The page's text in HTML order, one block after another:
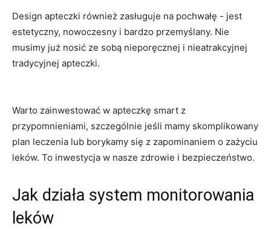
Design apteczki również zasługuje ‍na pochwałę -⁢ jest
estetyczny, nowoczesny i bardzo przemyślany.​ Nie
‍musimy już nosić⁤ ze sobą nieporęcznej i nieatrakcyjnej
tradycyjnej apteczki.
Warto⁤ zainwestować w apteczkę smart z
przypomnieniami, szczególnie jeśli mamy skomplikowany
plan leczenia ​lub borykamy ⁢się z zapominaniem o zażyciu
leków. To inwestycja⁢ w nasze ​zdrowie i bezpieczeństwo.
Jak działa​ system monitorowania
leków